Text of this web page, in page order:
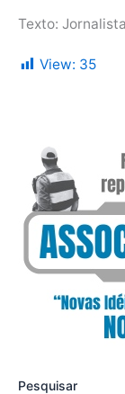
Texto:
View: 35
Pesquisar